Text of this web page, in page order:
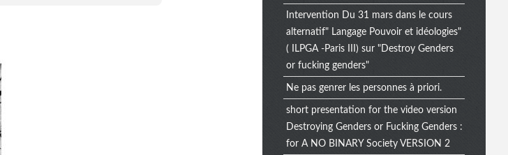
Intervention Du 31 mars dans le cours
alternatif" Langage Pouvoir et idéologies"
( ILPGA -Paris III) sur "Destroy Genders
or fucking genders"
Ne pas genrer les personnes à priori.
short presentation for the video version
Destroying Genders or Fucking Genders :
for A NO BINARY Society VERSION 2